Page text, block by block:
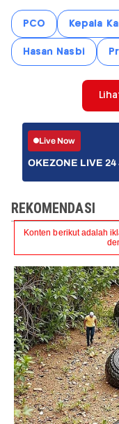
PCO Kepala
Hasan Nasbi
Live Now
OKEZONE LIVE 24